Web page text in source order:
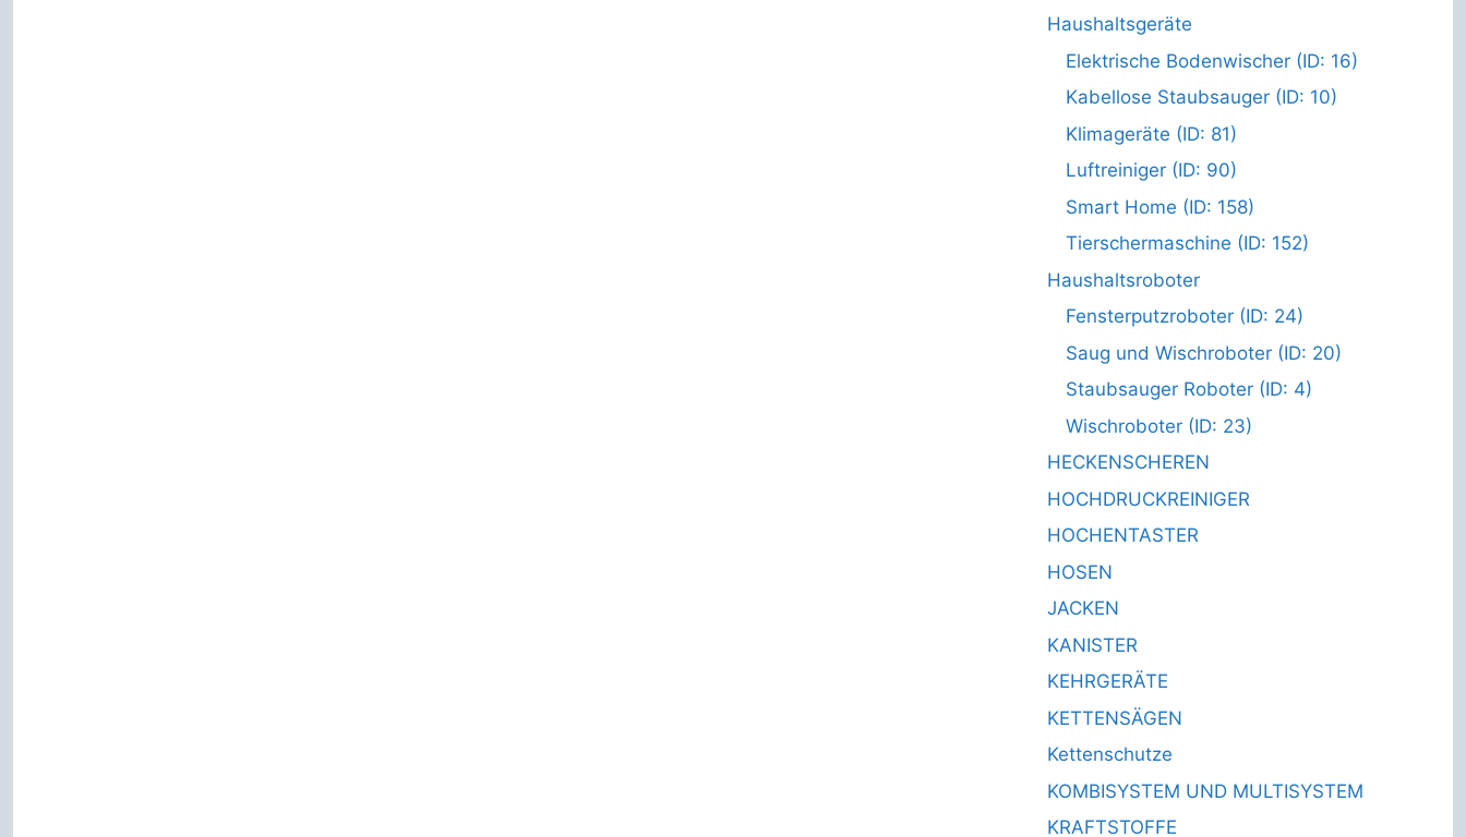
Haushaltsgeräte
Elektrische Bodenwischer (ID: 16)
Kabellose Staubsauger (ID: 10)
Klimageräte (ID: 81)
Luftreiniger (ID: 90)
Smart Home (ID: 158)
Tierschermaschine (ID: 152)
Haushaltsroboter
Fensterputzroboter (ID: 24)
Saug und Wischroboter (ID: 20)
Staubsauger Roboter (ID: 4)
Wischroboter (ID: 23)
HECKENSCHEREN
HOCHDRUCKREINIGER
HOCHENTASTER
HOSEN
JACKEN
KANISTER
KEHRGERÄTE
KETTENSÄGEN
Kettenschutze
KOMBISYSTEM UND MULTISYSTEM
KRAFTSTOFFE